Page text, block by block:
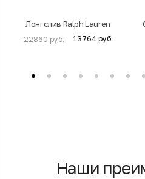
Лонгслив Ralph Lauren
22860 руб. 13764 руб.
Наши